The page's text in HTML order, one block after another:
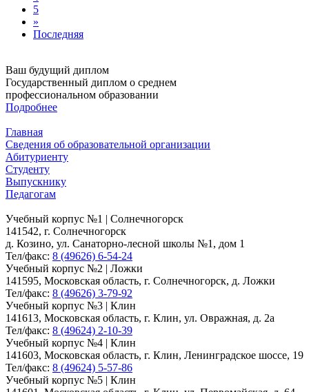
5
»
Последняя
Ваш будущий диплом
Государственный диплом о среднем
профессиональном образовании
Подробнее
Главная
Сведения об образовательной организации
Абитуриенту
Студенту
Выпускнику
Педагогам
Учебный корпус №1 | Солнечногорск
141542, г. Солнечногорск
д. Козино, ул. Санаторно-лесной школы №1, дом 1
Тел/факс: 8 (49626) 6-54-24
Учебный корпус №2 | Ложки
141595, Московская область, г. Солнечногорск, д. Ложки
Тел/факс: 8 (49626) 3-79-92
Учебный корпус №3 | Клин
141613, Московская область, г. Клин, ул. Овражная, д. 2а
Тел/факс: 8 (49624) 2-10-39
Учебный корпус №4 | Клин
141603, Московская область, г. Клин, Ленинградское шоссе, 19
Тел/факс: 8 (49624) 5-57-86
Учебный корпус №5 | Клин